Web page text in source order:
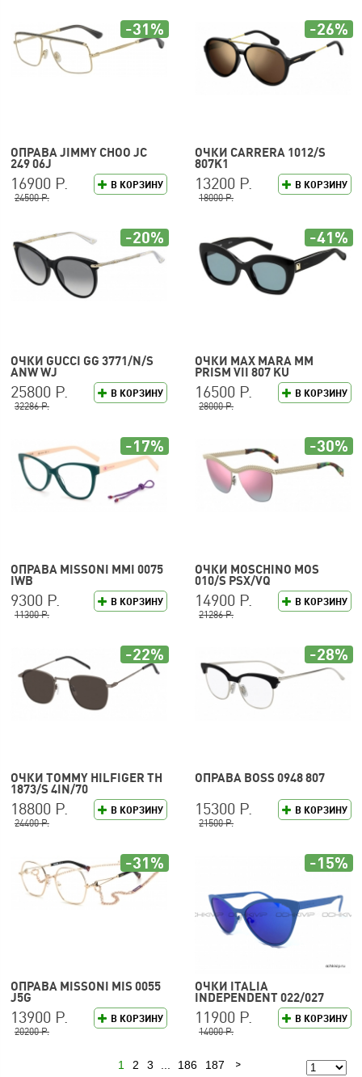
ОПРАВА JIMMY CHOO JC
249 06J
В КОРЗИНУ
16900 Р.
24500 Р.
-31%
ОЧКИ CARRERA 1012/S
807K1
В КОРЗИНУ
13200 Р.
18000 Р.
-26%
ОЧКИ GUCCI GG 3771/N/S
ANW WJ
В КОРЗИНУ
25800 Р.
32286 Р.
-20%
ОЧКИ MAX MARA MM
PRISM VII 807 KU
В КОРЗИНУ
16500 Р.
28000 Р.
-41%
ОПРАВА MISSONI MMI 0075
IWB
В КОРЗИНУ
9300 Р.
11300 Р.
-17%
ОЧКИ MOSCHINO MOS
010/S PSX/VQ
В КОРЗИНУ
14900 Р.
21286 Р.
-30%
ОЧКИ TOMMY HILFIGER TH
1873/S 4IN/70
В КОРЗИНУ
18800 Р.
24400 Р.
-22%
ОПРАВА BOSS 0948 807
В КОРЗИНУ
15300 Р.
21500 Р.
-28%
ОПРАВА MISSONI MIS 0055
J5G
В КОРЗИНУ
13900 Р.
20200 Р.
-31%
ОЧКИ ITALIA
INDEPENDENT 022/027
В КОРЗИНУ
11900 Р.
14000 Р.
-15%
1 2 3 186 187